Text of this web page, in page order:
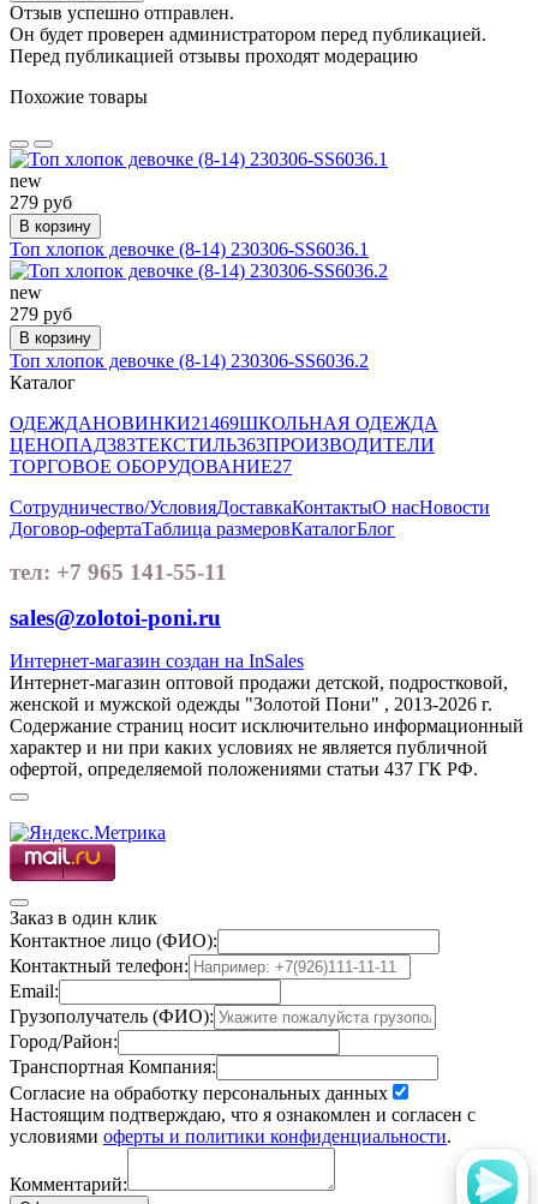
Отзыв успешно отправлен.
Он будет проверен администратором перед публикацией.
Перед публикацией отзывы проходят модерацию
Похожие товары
new
279 руб
В корзину
Топ хлопок девочке (8-14) 230306-SS6036.1
new
279 руб
В корзину
Топ хлопок девочке (8-14) 230306-SS6036.2
Каталог
ОДЕЖДАНОВИНКИ21469ШКОЛЬНАЯ ОДЕЖДА
ЦЕНОПАД383ТЕКСТИЛЬ363ПРОИЗВОДИТЕЛИ
ТОРГОВОЕ ОБОРУДОВАНИЕ27
Сотрудничество/УсловияДоставкаКонтактыО насНовости
Договор-офертаТаблица размеровКаталогБлог
тел: +7 965 141-55-11
sales@zolotoi-poni.ru
Интернет-магазин создан на InSales
Интернет-магазин оптовой продажи детской, подростковой,
женской и мужской одежды "Золотой Пони" , 2013-2026 г.
Содержание страниц носит исключительно информационный
характер и ни при каких условиях не является публичной
офертой, определяемой положениями статьи 437 ГК РФ.
Заказ в один клик
Контактное лицо (ФИО):
Контактный телефон:
Email:
Грузополучатель (ФИО):
Город/Район:
Транспортная Компания:
Согласие на обработку персональных данных
Настоящим подтверждаю, что я ознакомлен и согласен с
условиями оферты и политики конфиденциальности.
Комментарий: